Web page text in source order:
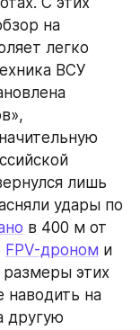
на
легко
ВСУ
лишь
удары по
в 400 м от
FPV-дроном
этих
наводить на
другую